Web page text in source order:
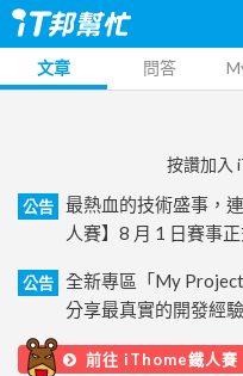
文章 問答
按讚加入
公告
最熱血的技術盛事，
人賽】8 月 1 日賽事正
公告
全新專區「My
分享最真實的開發經驗
前往 iThome鐵人賽